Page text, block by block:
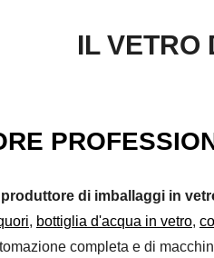
IL VETRO
produttore di imballaggi in
, bottiglia d'acqua in vetro,
completa e di